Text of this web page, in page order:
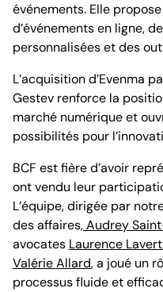
événements. Elle
d’événements en ligne,
personnalisées et des
L’acquisition d’Evenma
Gestev renforce la
marché numérique et
possibilités pour
BCF est fière d’avoir
ont vendu leur
L’équipe, dirigée par
des affaires,Audrey
avocates Laurence
Valérie Allard, a joué un
processus fluide et